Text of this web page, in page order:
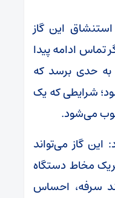
این گاز
ادامه پیدا
به حدی برسد که
شرایطی که یک
می‌شود.
گاز می‌تواند
مخاط دستگاه
سرفه، احساس